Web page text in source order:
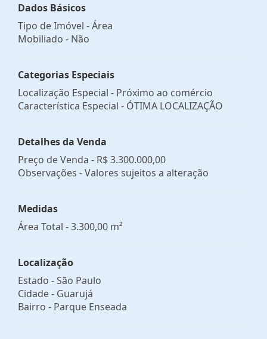
Dados Básicos
Tipo de Imóvel - Área
Mobiliado - Não
Categorias Especiais
Localização Especial - Próximo ao comércio
Característica Especial - ÓTIMA LOCALIZAÇÃO
Detalhes da Venda
Preço de Venda - R$ 3.300.000,00
Observações - Valores sujeitos a alteração
Medidas
Área Total - 3.300,00 m²
Localização
Estado -São Paulo
Cidade - Guarujá
Bairro - Parque Enseada